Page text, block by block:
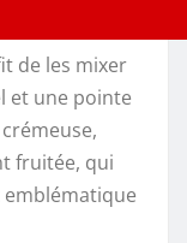
de les mixer
et une pointe
fruitée, qui